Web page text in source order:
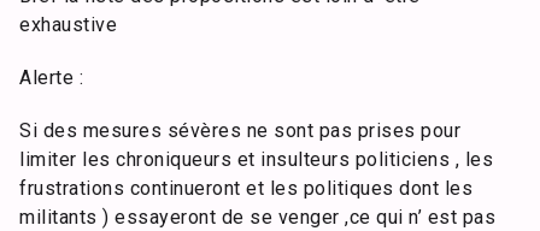
exhaustive
Alerte :
Si des mesures sévères ne sont pas prises pour
limiter les chroniqueurs et insulteurs politiciens , les
frustrations continueront et les politiques dont les
militants ) essayeront de se venger ,ce qui n’ est pas